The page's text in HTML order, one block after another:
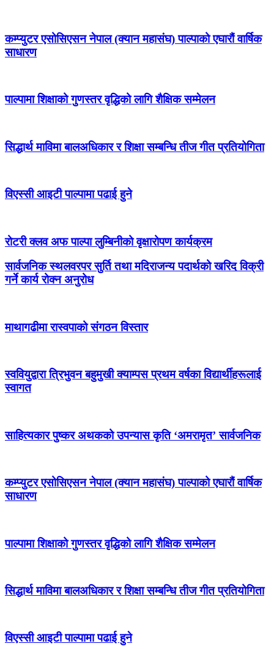
कम्प्युटर एसोसिएसन नेपाल (क्यान महासंघ) पाल्पाको एघारौं वार्षिक
साधारण
पाल्पामा शिक्षाको गुणस्तर वृद्धिको लागि शैक्षिक सम्मेलन
सिद्धार्थ माविमा बालअधिकार र शिक्षा सम्बन्धि तीज गीत प्रतियोगिता
विएस्सी आइटी पाल्पामा पढाई हुने
रोटरी क्लव अफ पाल्पा लुम्बिनीको वृक्षारोपण कार्यक्रम
सार्वजनिक स्थलवरपर सुर्ति तथा मदिराजन्य पदार्थको खरिद विक्री
गर्ने कार्य रोक्न अनुरोध
माथागढीमा रास्वपाको संगठन विस्तार
स्ववियुद्वारा त्रिभुवन बहुमुखी क्याम्पस प्रथम वर्षका विद्यार्थीहरूलाई
स्वागत
साहित्यकार पुष्कर अथकको उपन्यास कृति ‘अमरामृत’ सार्वजनिक
कम्प्युटर एसोसिएसन नेपाल (क्यान महासंघ) पाल्पाको एघारौं वार्षिक
साधारण
पाल्पामा शिक्षाको गुणस्तर वृद्धिको लागि शैक्षिक सम्मेलन
सिद्धार्थ माविमा बालअधिकार र शिक्षा सम्बन्धि तीज गीत प्रतियोगिता
विएस्सी आइटी पाल्पामा पढाई हुने